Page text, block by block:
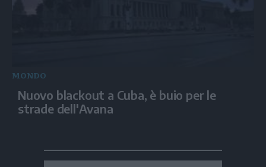
MONDO
Nuovo blackout a Cuba, è buio per le
strade dell'Avana